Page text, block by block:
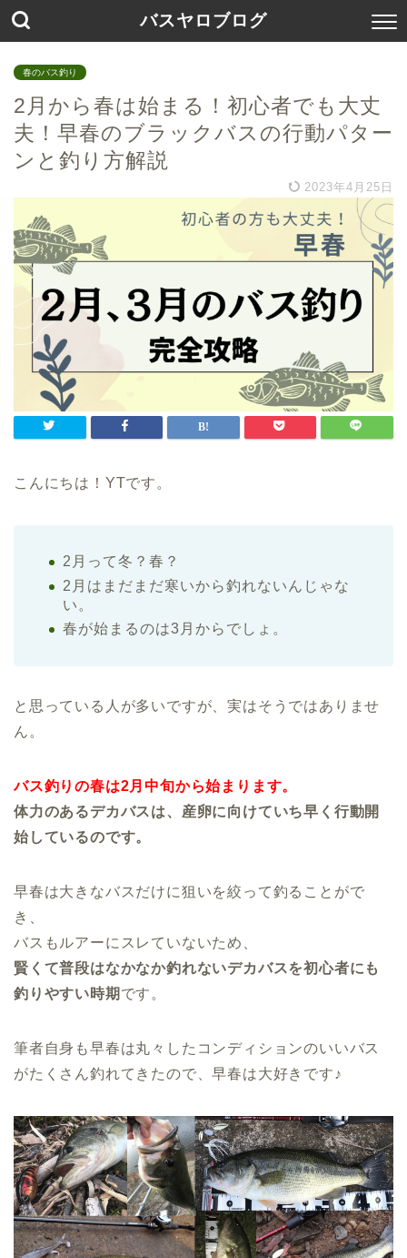
バスヤロブログ
春のバス釣り
2月から春は始まる！初心者でも大丈
夫！早春のブラックバスの行動パター
ンと釣り方解説
2023年4月25日
こんにちは！YTです。
2月って冬？春？
2月はまだまだ寒いから釣れないんじゃな
い。
春が始まるのは3月からでしょ。
と思っている人が多いですが、実はそうではありませ
ん。
バス釣りの春は2月中旬から始まります。
体力のあるデカバスは、産卵に向けていち早く行動開
始しているのです。
早春は大きなバスだけに狙いを絞って釣ることがで
き、
バスもルアーにスレていないため、
賢くて普段はなかなか釣れないデカバスを初心者にも
釣りやすい時期 です。
筆者自身も早春は丸々したコンディションのいいバス
がたくさん釣れてきたので、早春は大好きです♪